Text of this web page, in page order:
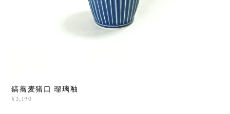
鎬蕎麦猪口 瑠璃釉
¥3,190